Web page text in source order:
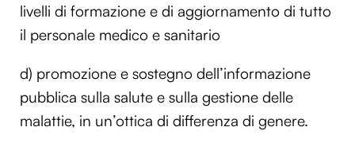
livelli di formazione e di aggiornamento di tutto
il personale medico e sanitario
d) promozione e sostegno dell’informazione
pubblica sulla salute e sulla gestione delle
malattie, in un’ottica di differenza di genere.